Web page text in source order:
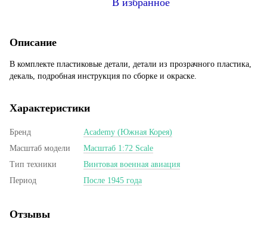
Описание
В комплекте пластиковые детали, детали из прозрачного пластика,
декаль, подробная инструкция по сборке и окраске.
Характеристики
Бренд
Academy (Южная Корея)
Масштаб модели
Масштаб 1:72 Scale
Тип техники
Винтовая военная авиация
Период
После 1945 года
Отзывы